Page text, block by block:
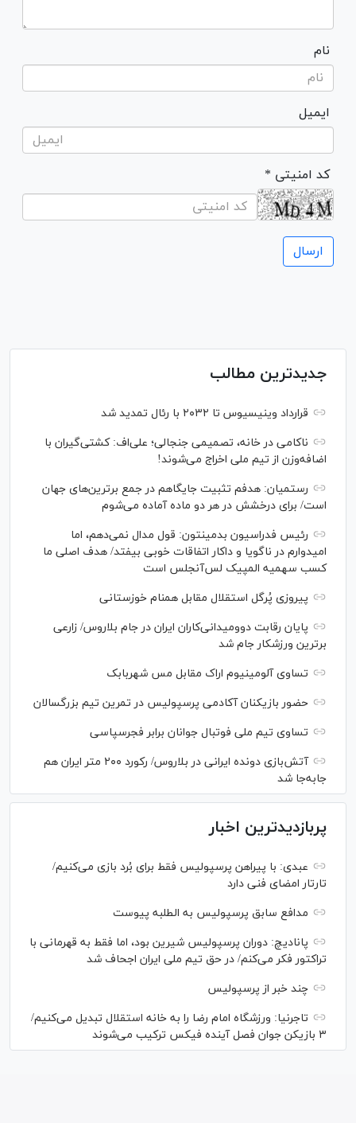
نام
ایمیل
* کد امنیتی
جدیدترین مطالب
قرارداد وینیسیوس تا ۲۰۳۲ با رئال‌ تمدید شد
ناکامی در خانه، تصمیمی جنجالی؛ علی‌اف: کشتی‌گیران با
اضافه‌وزن از تیم ملی اخراج می‌شوند!
رستمیان: هدفم تثبیت جایگاهم در جمع برترین‌های جهان
است/ برای درخشش در هر دو ماده آماده می‌شوم
رئیس فدراسیون بدمینتون: قول مدال نمی‌دهم، اما
امیدوارم در ناگویا و داکار اتفاقات خوبی بیفتد/ هدف اصلی ما
کسب سهمیه المپیک لس‌آنجلس است
پیروزی پُرگل استقلال مقابل همنام خوزستانی
پایان رقابت دوومیدانی‌کاران ایران در جام بلاروس/ زارعی
برترین ورزشکار جام شد
تساوی آلومینیوم اراک مقابل مس شهربابک
حضور بازیکنان آکادمی پرسپولیس در تمرین تیم بزرگسالان
تساوی تیم ملی فوتبال جوانان برابر فجرسپاسی
آتش‌بازی دونده ایرانی در بلاروس/ رکورد ۲۰۰ متر ایران هم
جابه‌جا شد
پربازدیدترین اخبار
عبدی: با پیراهن پرسپولیس فقط برای بُرد بازی می‌کنیم/
تارتار امضای فنی دارد
مدافع سابق پرسپولیس به الطلبه پیوست
پانادیچ: دوران پرسپولیس شیرین بود، اما فقط به قهرمانی با
تراکتور فکر می‌کنم/ در حق تیم ملی ایران اجحاف شد
چند خبر از پرسپولیس
تاجرنیا: ورزشگاه امام رضا را به خانه استقلال تبدیل می‌کنیم/
۳ بازیکن جوان فصل آینده فیکس ترکیب می‌شوند